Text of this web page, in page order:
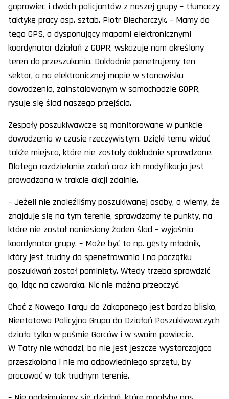
goprowiec i dwóch policjantów z naszej grupy – tłumaczy
taktykę pracy asp. sztab. Piotr Blecharczyk. – Mamy do
tego GPS, a dysponujący mapami elektronicznymi
koordynator działań z GOPR, wskazuje nam określony
teren do przeszukania. Dokładnie penetrujemy ten
sektor, a na elektronicznej mapie w stanowisku
dowodzenia, zainstalowanym w samochodzie GOPR,
rysuje się ślad naszego przejścia.
Zespoły poszukiwawcze są monitorowane w punkcie
dowodzenia w czasie rzeczywistym. Dzięki temu widać
także miejsca, które nie zostały dokładnie sprawdzone.
Dlatego rozdzielanie zadań oraz ich modyfikacja jest
prowadzona w trakcie akcji zdalnie.
– Jeżeli nie znaleźliśmy poszukiwanej osoby, a wiemy, że
znajduje się na tym terenie, sprawdzamy te punkty, na
które nie został naniesiony żaden ślad – wyjaśnia
koordynator grupy. – Może być to np. gęsty młodnik,
który jest trudny do spenetrowania i na początku
poszukiwań został pominięty. Wtedy trzeba sprawdzić
go, idąc na czworaka. Nic nie można przeoczyć.
Choć z Nowego Targu do Zakopanego jest bardzo blisko,
Nieetatowa Policyjna Grupa do Działań Poszukiwawczych
działa tylko w paśmie Gorców i w swoim powiecie.
W Tatry nie wchodzi, bo nie jest jeszcze wystarczająco
przeszkolona i nie ma odpowiedniego sprzętu, by
pracować w tak trudnym terenie.